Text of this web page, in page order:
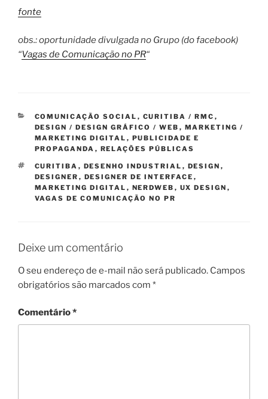
fonte
obs.: oportunidade divulgada no Grupo (do facebook)
“Vagas de Comunicação no PR“
CATEGORIAS
COMUNICAÇÃO SOCIAL , CURITIBA / RMC ,
DESIGN / DESIGN GRÁFICO / WEB , MARKETING /
MARKETING DIGITAL , PUBLICIDADE E
PROPAGANDA , RELAÇÕES PÚBLICAS
TAGS
CURITIBA , DESENHO INDUSTRIAL , DESIGN ,
DESIGNER , DESIGNER DE INTERFACE ,
MARKETING DIGITAL , NERDWEB , UX DESIGN ,
VAGAS DE COMUNICAÇÃO NO PR
Deixe um comentário
O seu endereço de e-mail não será publicado. Campos
obrigatórios são marcados com *
Comentário*